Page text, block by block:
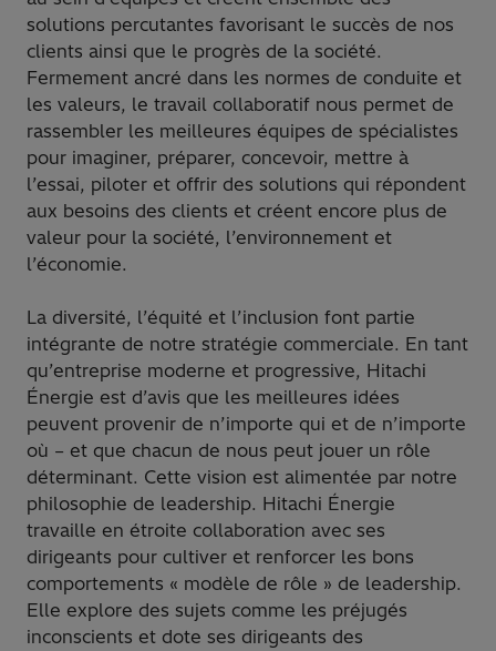
solutions percutantes favorisant le succès de nos
clients ainsi que le progrès de la société.
Fermement ancré dans les normes de conduite et
les valeurs, le travail collaboratif nous permet de
rassembler les meilleures équipes de spécialistes
pour imaginer, préparer, concevoir, mettre à
l’essai, piloter et offrir des solutions qui répondent
aux besoins des clients et créent encore plus de
valeur pour la société, l’environnement et
l’économie.
La diversité, l’équité et l’inclusion font partie
intégrante de notre stratégie commerciale. En tant
qu’entreprise moderne et progressive, Hitachi
Énergie est d’avis que les meilleures idées
peuvent provenir de n’importe qui et de n’importe
où – et que chacun de nous peut jouer un rôle
déterminant. Cette vision est alimentée par notre
philosophie de leadership. Hitachi Énergie
travaille en étroite collaboration avec ses
dirigeants pour cultiver et renforcer les bons
comportements « modèle de rôle » de leadership.
Elle explore des sujets comme les préjugés
inconscients et dote ses dirigeants des